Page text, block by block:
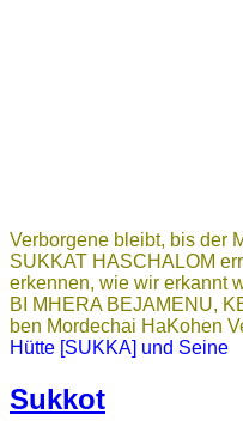
Verborgene bleibt, bis der
SUKKAT HASCHALOM
erkennen, wie wir erkannt
BI MHERA BEJAMENU,
ben Mordechai HaKohen
Hütte [SUKKA] und Seine
Sukkot